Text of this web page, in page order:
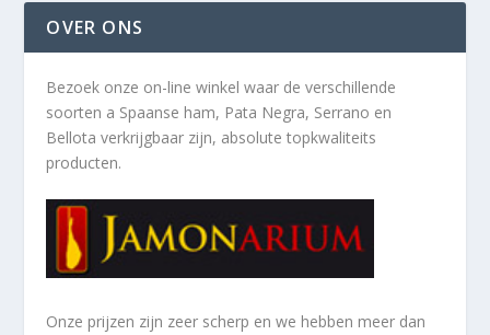
OVER ONS
Bezoek onze on-line winkel waar de verschillende
soorten a Spaanse ham, Pata Negra, Serrano en
Bellota verkrijgbaar zijn, absolute topkwaliteits
producten.
Onze prijzen zijn zeer scherp en we hebben meer dan